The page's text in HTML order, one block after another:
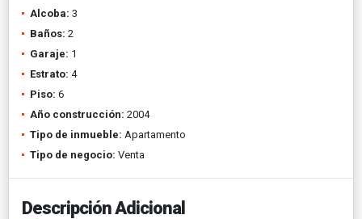
Alcoba: 3
Baños: 2
Garaje: 1
Estrato: 4
Piso: 6
Año construcción: 2004
Tipo de inmueble: Apartamento
Tipo de negocio: Venta
Descripción Adicional